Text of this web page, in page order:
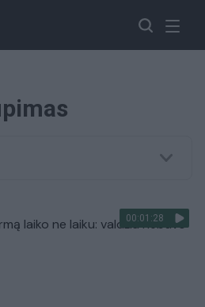
00:01:28
laiko ne laiku: valdžia nebuvo